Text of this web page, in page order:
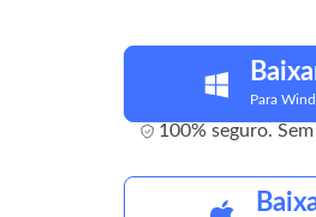
Para
100% seguro.